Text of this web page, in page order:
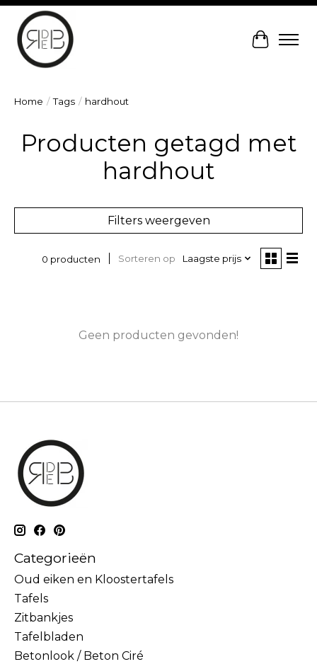
Home / Tags / hardhout
Producten getagd met
hardhout
Filters weergeven
0 producten Sorteren op Laagste prijs
Geen producten gevonden!
Categorieën
Oud eiken en Kloostertafels
Tafels
Zitbankjes
Tafelbladen
Betonlook / Beton Ciré